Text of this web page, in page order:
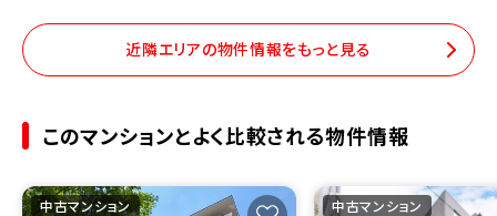
近隣エリアの物件情報をもっと見る
このマンションとよく比較される物件情報
中古マンション 中古マンション